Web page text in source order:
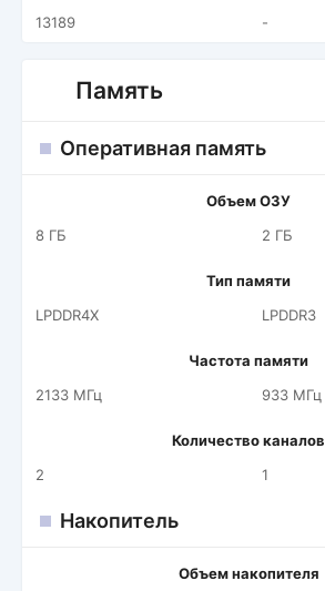
13189
-
Память
Оперативная память
Объем ОЗУ
8 ГБ
2 ГБ
Тип памяти
LPDDR4X
LPDDR3
Частота памяти
2133 МГц
933 МГц
Количество каналов
2
1
Накопитель
Объем накопителя